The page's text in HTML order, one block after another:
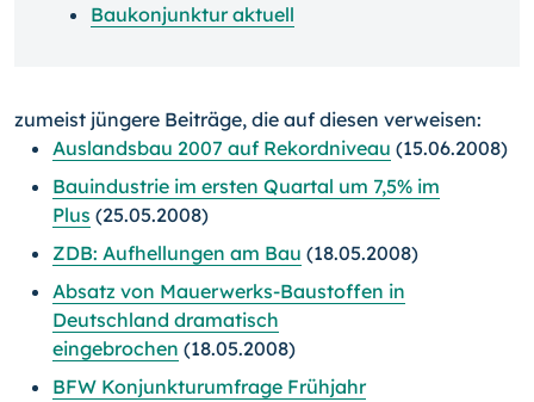
Baukonjunktur aktuell
zumeist jüngere Beiträge, die auf diesen verweisen:
Auslandsbau 2007 auf Rekordniveau (15.06.2008)
Bauindustrie im ersten Quartal um 7,5% im
Plus (25.05.2008)
ZDB: Aufhellungen am Bau (18.05.2008)
Absatz von Mauerwerks-Baustoffen in
Deutschland dramatisch
eingebrochen (18.05.2008)
BFW Konjunkturumfrage Frühjahr